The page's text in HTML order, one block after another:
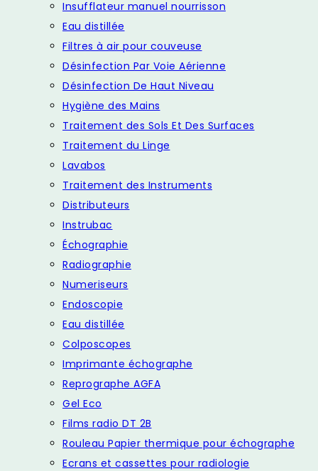
Insufflateur manuel nourrisson
Eau distillée
Filtres à air pour couveuse
Désinfection Par Voie Aérienne
Désinfection De Haut Niveau
Hygiène des Mains
Traitement des Sols Et Des Surfaces
Traitement du Linge
Lavabos
Traitement des Instruments
Distributeurs
Instrubac
Échographie
Radiographie
Numeriseurs
Endoscopie
Eau distillée
Colposcopes
Imprimante échographe
Reprographe AGFA
Gel Eco
Films radio DT 2B
Rouleau Papier thermique pour échographe
Ecrans et cassettes pour radiologie